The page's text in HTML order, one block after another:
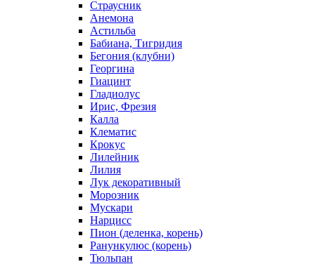
Страусник
Анемона
Астильба
Бабиана, Тигридия
Бегония (клубни)
Георгина
Гиацинт
Гладиолус
Ирис, Фрезия
Калла
Клематис
Крокус
Лилейник
Лилия
Лук декоративный
Морозник
Мускари
Нарцисс
Пион (деленка, корень)
Ранункулюс (корень)
Тюльпан